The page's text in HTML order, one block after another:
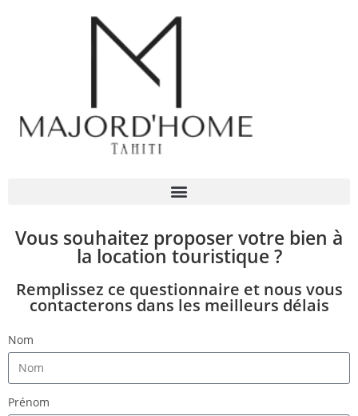
Vous souhaitez proposer votre bien à
la location touristique ?
Remplissez ce questionnaire et nous vous
contacterons dans les meilleurs délais
Nom
Prénom